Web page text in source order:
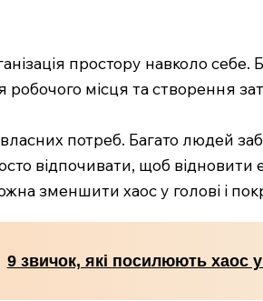
простору навколо
робочого місця та створення
потреб. Багато людей
відпочивати, щоб
зменшити хаос у голові і
9 звичок, які посилюють хаос у